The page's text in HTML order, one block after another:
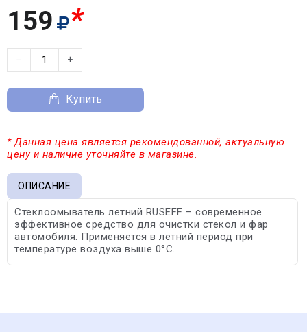
159 *
− +
Купить
* Данная цена является рекомендованной, актуальную
цену и наличие уточняйте в магазине.
ОПИСАНИЕ
Стеклоомыватель летний RUSEFF – современное
эффективное средство для очистки стекол и фар
автомобиля. Применяется в летний период при
температуре воздуха выше 0°C.